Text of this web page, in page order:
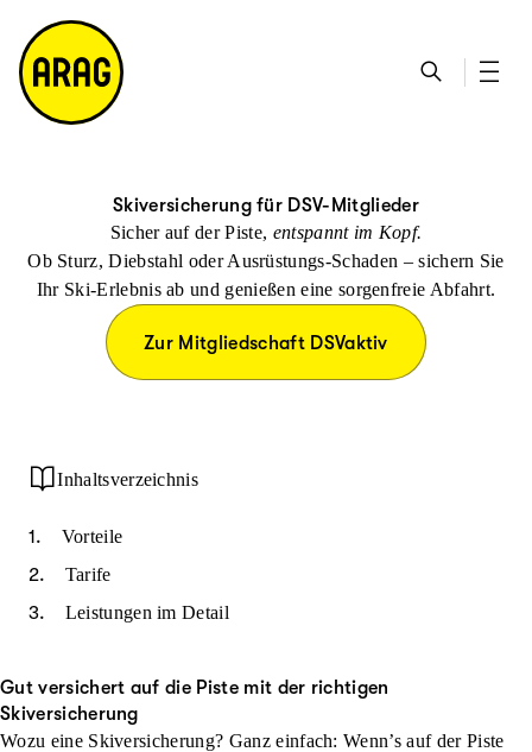
h
e
ta
k
ts
ei
te
e
m
a
p
Skiversicherung für DSV-Mitglieder
Sicher auf der Piste, entspannt im Kopf.
Ob Sturz, Diebstahl oder Ausrüstungs-Schaden – sichern Sie
Ihr Ski-Erlebnis ab und genießen eine sorgenfreie Abfahrt.
Zur Mitgliedschaft DSVaktiv
Inhaltsverzeichnis
Vorteile
Tarife
Leistungen im Detail
Gut versichert auf die Piste mit der richtigen
Skiversicherung
Wozu eine Skiversicherung? Ganz einfach: Wenn’s auf der Piste